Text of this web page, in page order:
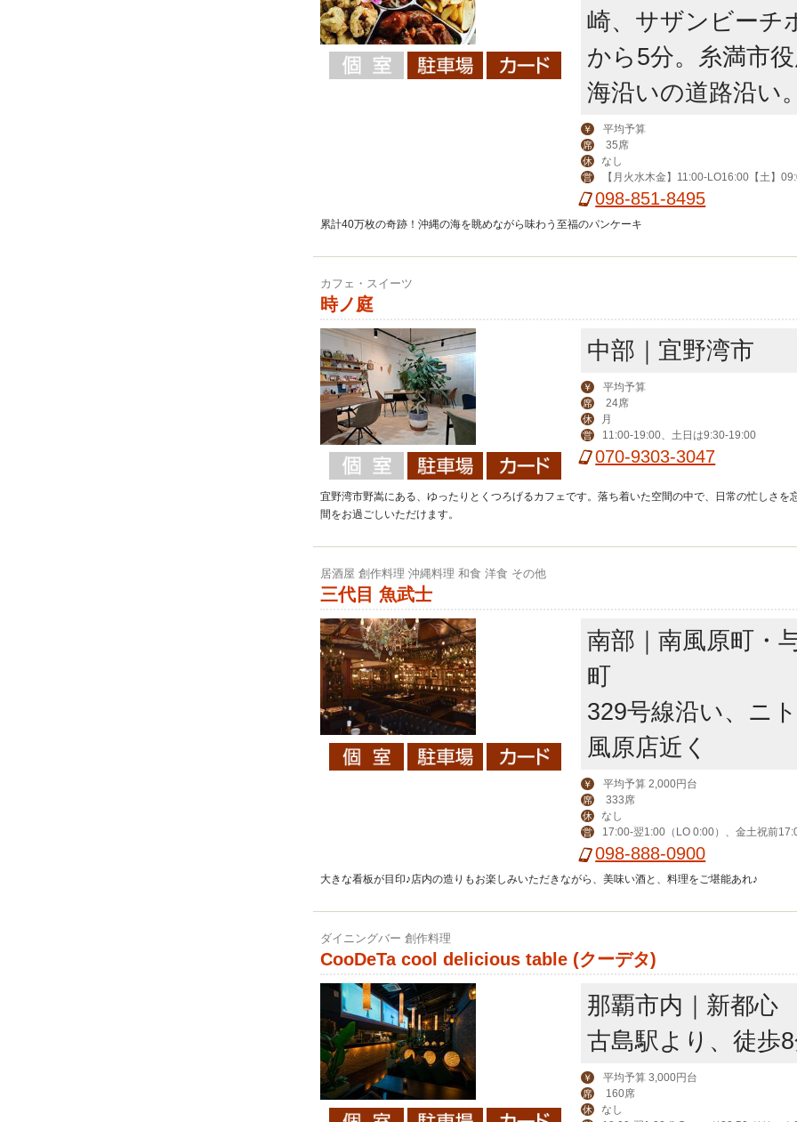
崎、サザンビーチ
から5分。糸満市
海沿いの道路沿い。
￥ 平均予算
席 35席
休 なし
営
【月火水木金】11:00-LO16:00【土】
00【日祝】9:00-LO16:00【祝前】11:00-
098-851-8495
累計40万枚の奇跡！沖縄の海を眺めながら味わう至福のパンケーキ
カフェ・スイーツ
時ノ庭
中部｜宜野湾市
￥ 平均予算
席 24席
休 月
営 11:00-19:00、土日は9:30-19:00
070-9303-3047
宜野湾市野嵩にある、ゆったりとくつろげるカフェです。落ち着いた空間の中で、日常の忙しさを
間をお過ごしいただけます。
居酒屋 創作料理 沖縄料理 和食 洋食 その他
三代目 魚武士
南部｜南風原町・
町
329号線沿い、ニ
風原店近く
￥ 平均予算 2,000円台
席 333席
休 なし
営
17:00-翌1:00（LO 0:00）、金土祝前
（LO 翌1:00）
098-888-0900
大きな看板が目印♪店内の造りもお楽しみいただきながら、美味い酒と、料理をご堪能あれ♪
ダイニングバー 創作料理
CooDeTa cool delicious table (クーデタ)
那覇市内｜新都心
古島駅より、徒歩
￥ 平均予算 3,000円台
席 160席
休 なし